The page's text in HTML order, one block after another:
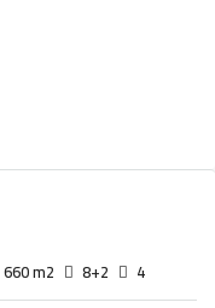
660 m2 8+2 4